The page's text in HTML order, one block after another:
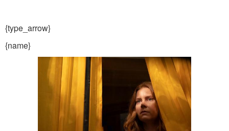
{type_arrow}
{name}